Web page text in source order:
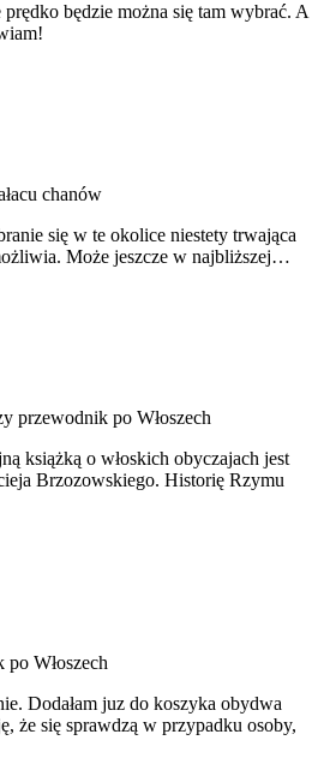
będzie można się tam wybrać. A
chanów
się w te okolice niestety trwająca
Może jeszcze w najbliższej…
przewodnik po Włoszech
książką o włoskich obyczajach jest
Brzozowskiego. Historię Rzymu
Włoszech
Dodałam juz do koszyka obydwa
że się sprawdzą w przypadku osoby,